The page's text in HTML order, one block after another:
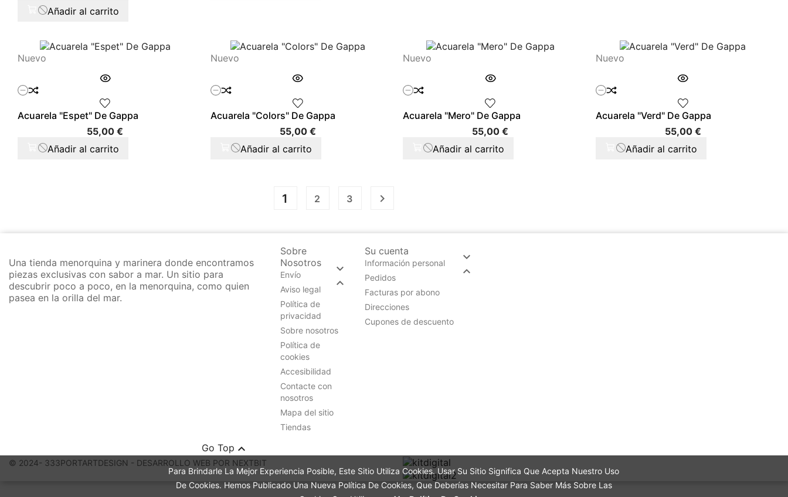
Para Brindarle La Mejor Experiencia Posible, Este Sitio Utiliza Cookies. Usar Su Sitio Significa Que Acepta Nuestro Uso
De Cookies. Hemos Publicado Una Nueva Política De Cookies, Que Deberías Necesitar Para Saber Más Sobre Las
Añadir al carrito
Nuevo
Acuarela "Espet" De Gappa
55,00 €
Añadir al carrito
Nuevo
Acuarela "Colors" De Gappa
55,00 €Precio
Añadir al carrito
Nuevo
Acuarela "Mero" De Gappa
55,00 €
Añadir al carrito
Nuevo
Acuarela "Verd" De Gappa
55,00 €Precio
Añadir al carrito
1 2 3 
Una tienda menorquina y marinera donde encontramos
piezas exclusivas con sabor a mar. Un sitio para
descubrir poco a poco, en la menorquina, como quien
pasea en la orilla del mar.
Sobre
Nosotros


Envío
Aviso legal
Política de
privacidad
Sobre nosotros
Política de
cookies
Accesibilidad
Contacte con
nosotros
Mapa del sitio
Tiendas
Su cuenta


Información personal
Pedidos
Facturas por abono
Direcciones
Cupones de descuento
Go Top 
© 2024- 333PORTARTDESIGN - DESARROLLO WEB POR NEXTBIT